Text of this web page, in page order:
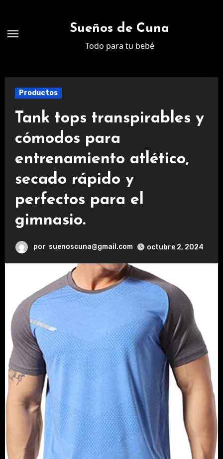
contenido
Sueños de Cuna
Todo para tu bebé
Productos
Tank tops transpirables y
cómodos para
entrenamiento atlético,
secado rápido y
perfectos para el
gimnasio.
por suenoscuna@gmail.com octubre 2, 2024